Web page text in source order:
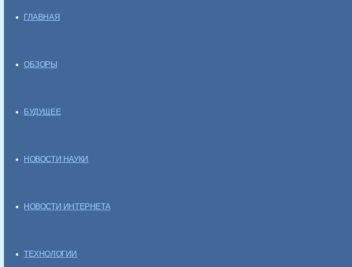
ГЛАВНАЯ
ОБЗОРЫ
БУДУЩЕЕ
НОВОСТИ НАУКИ
НОВОСТИ ИНТЕРНЕТА
ТЕХНОЛОГИИ